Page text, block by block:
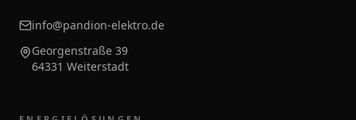
info@pandion-elektro.de
Georgenstraße 39
64331 Weiterstadt